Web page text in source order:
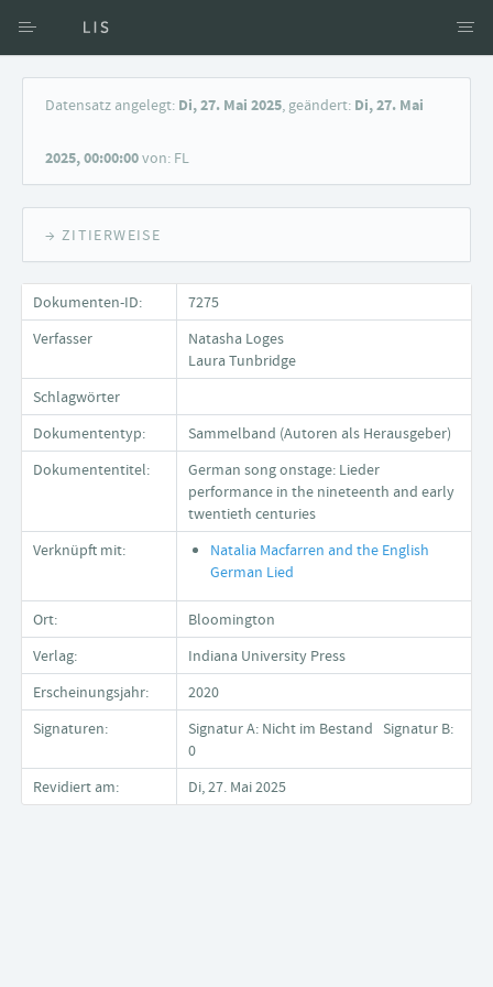
Zugang über Verfasser
Suche nach Schlagwort
Datensatz angelegt: Di, 27. Mai 2025, geändert: Di, 27. Mai
2025, 00:00:00von: FL
→ ZITIERWEISE
Dokumenten-ID:
7275
Verfasser
Natasha Loges
Laura Tunbridge
Schlagwörter
Dokumententyp:
Sammelband (Autoren als Herausgeber)
Dokumententitel:
German song onstage: Lieder
performance in the nineteenth and early
twentieth centuries
Verknüpft mit:
Natalia Macfarren and the English
German Lied
Ort:
Bloomington
Verlag:
Indiana University Press
Erscheinungsjahr:
2020
Signaturen:
Signatur A: Nicht im Bestand Signatur B:
0
Revidiert am:
Di, 27. Mai 2025